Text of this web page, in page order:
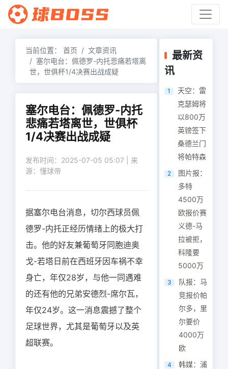
当前位置： 首页
文章资讯
塞尔电台：佩德罗-内托悲痛若塔离
世，世俱杯1/4决赛出战成疑
塞尔电台：佩德罗-内托
悲痛若塔离世，世俱杯
1/4决赛出战成疑
发布时间：2025-07-05 05:07 | 来
源：懂球帝
据塞尔电台消息，切尔西球员佩
德罗-内托正经历情绪上的极大打
击。他的好友兼葡萄牙同胞迪奥
戈-若塔日前在西班牙因车祸不幸
身亡，年仅28岁，与他一同遇难
的还有他的兄弟安德烈-席尔瓦，
年仅24岁。这一消息震撼了整个
足球世界，尤其是葡萄牙以及英
超联赛。
最新资
讯
1
天空：雷
克瑟姆将
以800万
英镑签下
桑德兰门
将帕特森
2
图片报：
多特
4500万
欧报价赛
义德-马
拉被拒，
科隆要
5000万
3
队报：马
竞报价帕
尔多，里
尔要价
4000万
欧
4
韩媒：浦